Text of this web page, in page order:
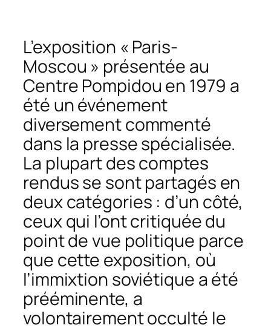
L’exposition « Paris-
Moscou » présentée au
Centre Pompidou en 1979 a
été un événement
diversement commenté
dans la presse spécialisée.
La plupart des comptes
rendus se sont partagés en
deux catégories : d’un côté,
ceux qui l’ont critiquée du
point de vue politique parce
que cette exposition, où
l’immixtion soviétique a été
prééminente, a
volontairement occulté le